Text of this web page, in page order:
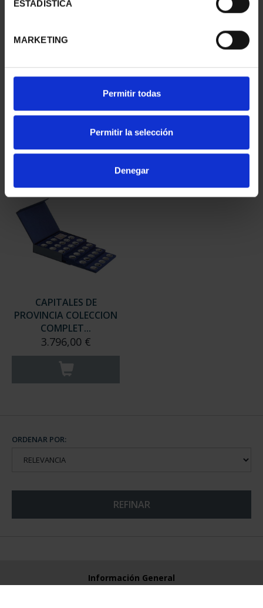
ESTADÍSTICA
MARKETING
Permitir todas
Permitir la selección
Denegar
PROVINCIA 3
registrados
PROVINCIA 4
registrados
CAPITALES DE
PROVINCIA COLECCION
COMPLET...
3.796,00 €
ORDENAR POR:
REFINAR
Información General